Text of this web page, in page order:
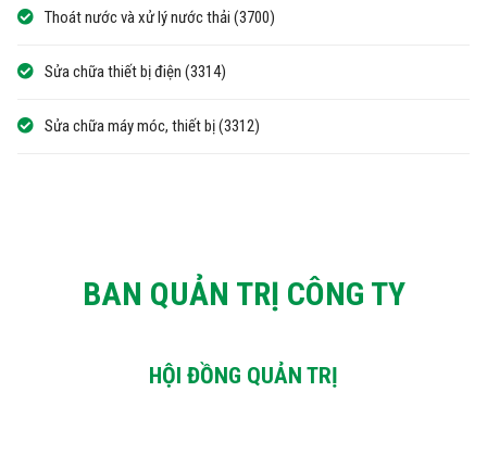
Thoát nước và xử lý nước thải (3700)
Sửa chữa thiết bị điện (3314)
Sửa chữa máy móc, thiết bị (3312)
BAN QUẢN TRỊ CÔNG TY
HỘI ĐỒNG QUẢN TRỊ